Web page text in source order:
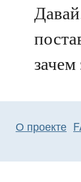
зачем
О проекте